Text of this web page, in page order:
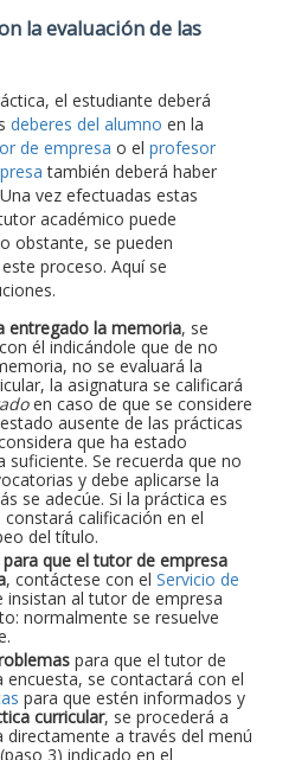
la evaluación de las
el estudiante deberá
deberes del alumno en la
de empresa o el profesor
también deberá haber
vez efectuadas estas
académico puede
obstante, se pueden
proceso. Aquí se
entregado la memoria, se
él indicándole que de no
no se evaluará la
la asignatura se calificará
en caso de que se considere
ausente de las prácticas
que ha estado
suficiente. Se recuerda que no
y debe aplicarse la
se adecúe. Si la práctica es
calificación en el
del título.
que el tutor de empresa
, contáctese con el Servicio de
insistan al tutor de empresa
normalmente se resuelve
para que el tutor de
encuesta, se contactará con el
para que estén informados y
curricular, se procederá a
directamente a través del menú
3) indicado en el